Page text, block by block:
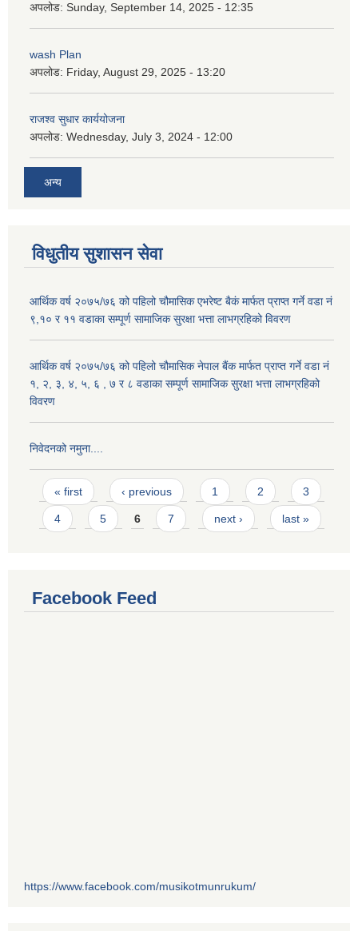
अपलोड: Sunday, September 14, 2025 - 12:35
wash Plan
अपलोड: Friday, August 29, 2025 - 13:20
राजश्व सुधार कार्ययोजना
अपलोड: Wednesday, July 3, 2024 - 12:00
अन्य
विधुतीय सुशासन सेवा
आर्थिक वर्ष २०७५/७६ को पहिलो चौमासिक एभरेष्ट बैकं मार्फत प्राप्त गर्ने वडा नं
९,१० र ११ वडाका सम्पूर्ण सामाजिक सुरक्षा भत्ता लाभग्रहिको विवरण
आर्थिक वर्ष २०७५/७६ को पहिलो चौमासिक नेपाल बैंक मार्फत प्राप्त गर्ने वडा नं
१, २, ३, ४, ५, ६ , ७ र ८ वडाका सम्पूर्ण सामाजिक सुरक्षा भत्ता लाभग्रहिको
विवरण
निवेदनको नमुना....
Pages
« first ‹ previous 1 2 3
4 5 6 7 next › last »
Facebook Feed
https://www.facebook.com/musikotmunrukum/